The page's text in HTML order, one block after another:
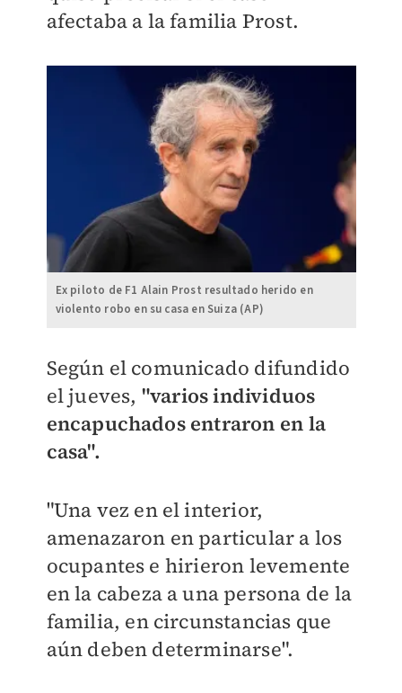
afectaba a la familia Prost.
Ex piloto de F1 Alain Prost resultado herido en
violento robo en su casa en Suiza (AP)
Según el comunicado difundido
el jueves, "varios individuos
encapuchados entraron en la
casa".
"Una vez en el interior,
amenazaron en particular a los
ocupantes e hirieron levemente
en la cabeza a una persona de la
familia, en circunstancias que
aún deben determinarse".